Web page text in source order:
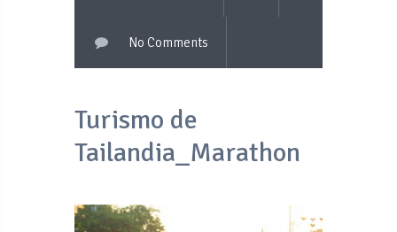
No Comments
Turismo de
Tailandia_Marathon